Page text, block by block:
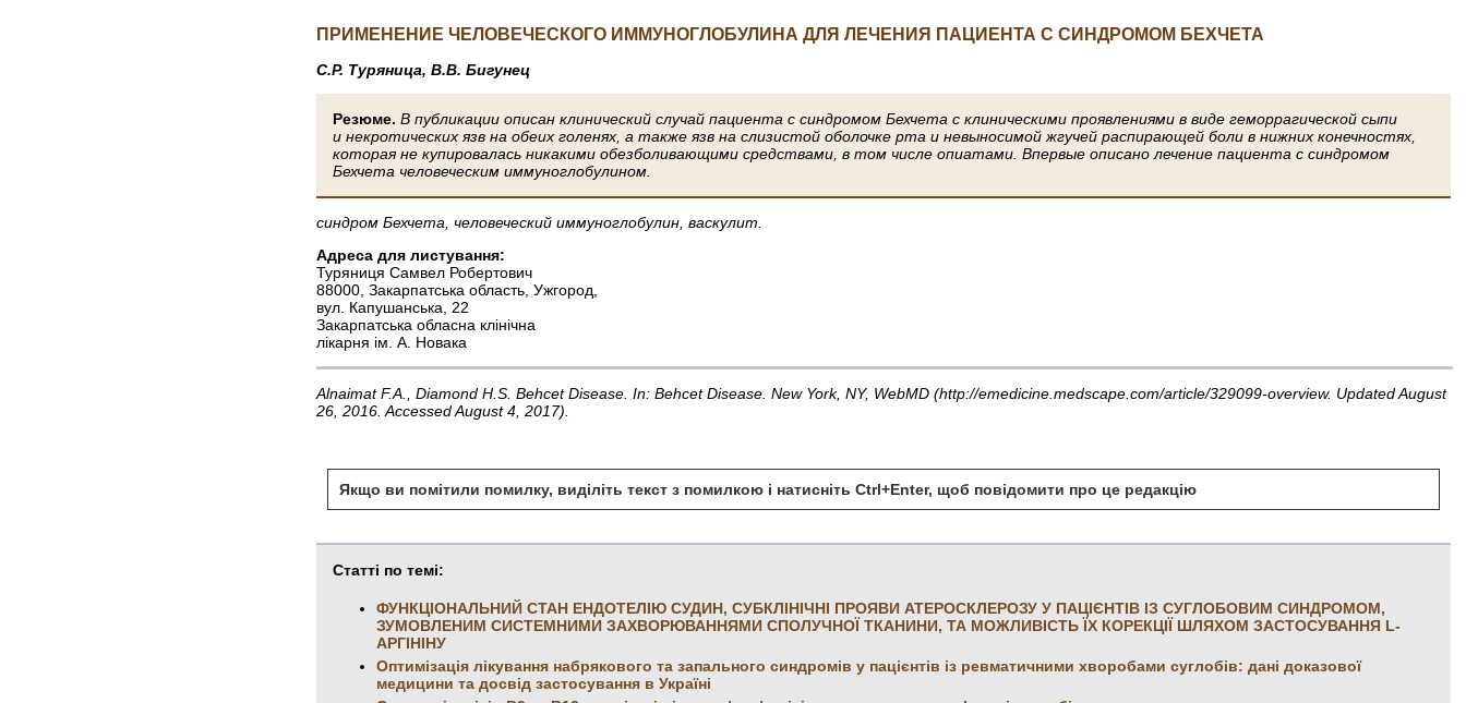
ПРИМЕНЕНИЕ ЧЕЛОВЕЧЕСКОГО ИММУНОГЛОБУЛИНА ДЛЯ ЛЕЧЕНИЯ ПАЦИЕНТА С СИНДРОМОМ БЕХЧЕТА
С.Р. Туряница, В.В. Бигунец
Резюме. В публикации описан клинический случай пациента с синдромом Бехчета с клиническими проявлениями в виде геморрагической сыпи
и некротических язв на обеих голенях, а также язв на слизистой оболочке рта и невыносимой жгучей распирающей боли в нижних конечностях,
которая не купировалась никакими обезболивающими средствами, в том числе опиатами. Впервые описано лечение пациента с синдромом
Бехчета человеческим иммуноглобулином.
синдром Бехчета, человеческий иммуноглобулин, васкулит.
Адреса для листування:
Туряниця Самвел Робертович
88000, Закарпатська область, Ужгород,
вул. Капушанська, 22
Закарпатська обласна клінічна
лікарня ім. А. Новака
Alnaimat F.A., Diamond H.S. Behcet Disease. In: Behcet Disease. New York, NY, WebMD (http://emedicine.medscape.com/article/329099-overview. Updated August
26, 2016. Accessed August 4, 2017).
Якщо ви помітили помилку, виділіть текст з помилкою і натисніть Ctrl+Enter, щоб повідомити про це редакцію
Статті по темі:
ФУНКЦІОНАЛЬНИЙ СТАН ЕНДОТЕЛІЮ СУДИН, СУБКЛІНІЧНІ ПРОЯВИ АТЕРОСКЛЕРОЗУ У ПАЦІЄНТІВ ІЗ СУГЛОБОВИМ СИНДРОМОМ,
ЗУМОВЛЕНИМ СИСТЕМНИМИ ЗАХВОРЮВАННЯМИ СПОЛУЧНОЇ ТКАНИНИ, ТА МОЖЛИВІСТЬ ЇХ КОРЕКЦІЇ ШЛЯХОМ ЗАСТОСУВАННЯ L-
АРГІНІНУ
Оптимізація лікування набрякового та запального синдромів у пацієнтів із ревматичними хворобами суглобів: дані доказової
медицини та досвід застосування в Україні